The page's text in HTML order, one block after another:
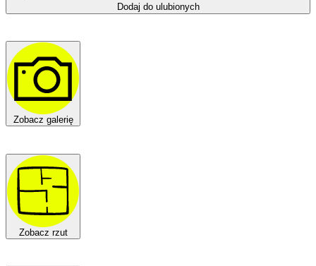
Dodaj do ulubionych
Zobacz galerię
Zobacz rzut